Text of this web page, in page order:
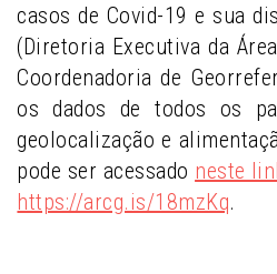
casos de Covid-19 e sua
(Diretoria Executiva da
Coordenadoria de
os dados de todos os
geolocalização e
pode ser acessado neste
https://arcg.is/18mzKq.